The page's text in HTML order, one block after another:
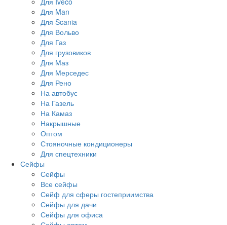
Для Man
Для Scania
Для Вольво
Для Газ
Для грузовиков
Для Маз
Для Мерседес
Для Рено
На автобус
На Газель
На Камаз
Накрышные
Оптом
Стояночные кондиционеры
Для спецтехники
Сейфы
Сейфы
Все сейфы
Сейф для сферы гостеприимства
Сейфы для дачи
Сейфы для офиса